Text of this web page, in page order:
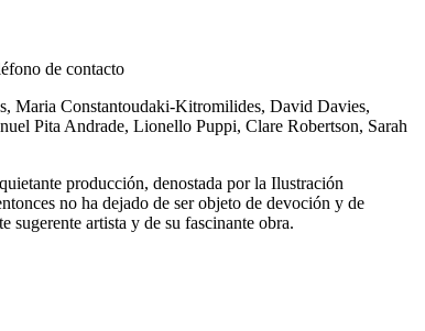
de contacto
Maria Constantoudaki-Kitromilides, David Davies,
Pita Andrade, Lionello Puppi, Clare Robertson, Sarah
producción, denostada por la Ilustración
no ha dejado de ser objeto de devoción y de
sugerente artista y de su fascinante obra.